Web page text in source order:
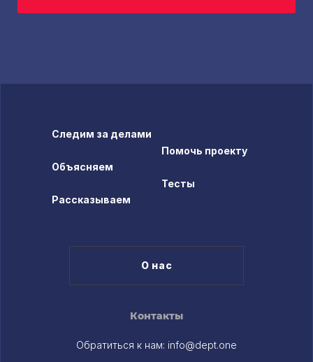
Контакты
Обратиться к нам: info@dept.one
Следим за делами
Объясняем
Рассказываем
Помочь проекту
Тесты
О нас